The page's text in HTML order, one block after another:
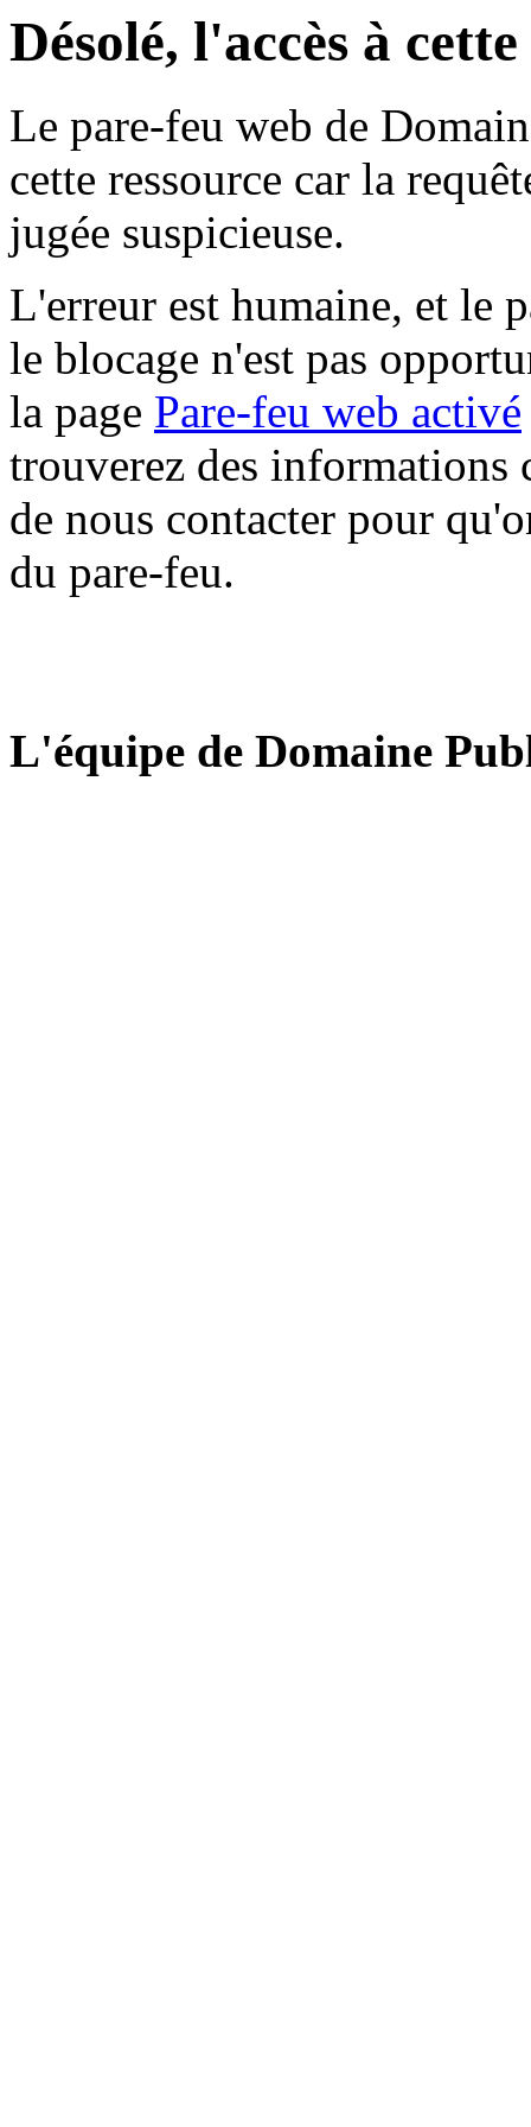
Désolé, l'accès à
Le pare-feu web de
cette ressource car la
jugée suspicieuse.
L'erreur est humaine, et le
le blocage n'est pas
la page Pare-feu web activé
trouverez des informations
de nous contacter pour
du pare-feu.
L'équipe de Domaine